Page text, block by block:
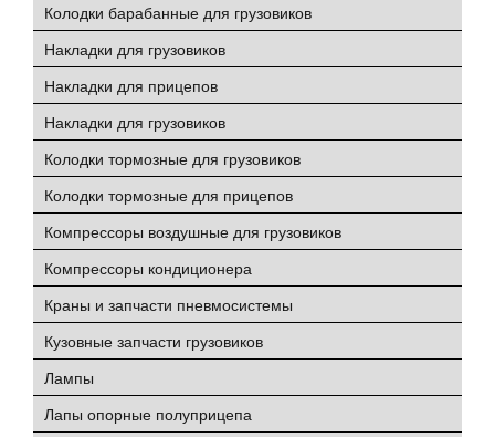
Колодки барабанные для грузовиков
Накладки для грузовиков
Накладки для прицепов
Накладки для грузовиков
Колодки тормозные для грузовиков
Колодки тормозные для прицепов
Компрессоры воздушные для грузовиков
Компрессоры кондиционера
Краны и запчасти пневмосистемы
Кузовные запчасти грузовиков
Лампы
Лапы опорные полуприцепа